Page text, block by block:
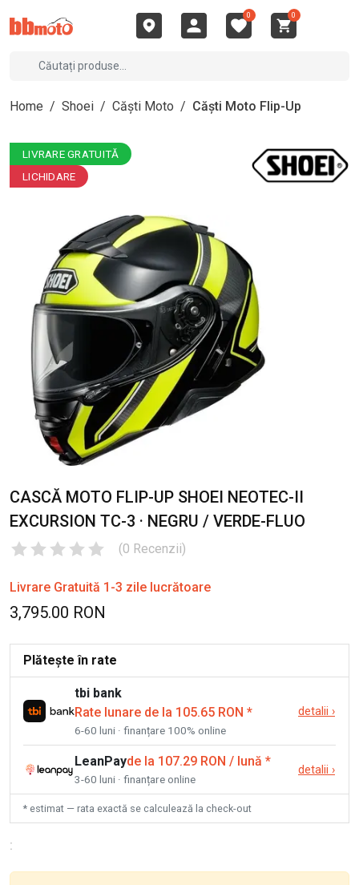
0 0
Home / Shoei / Căști Moto / Căști Moto Flip-Up
LIVRARE GRATUITĂ
LICHIDARE
CASCĂ MOTO FLIP-UP SHOEI NEOTEC-II
EXCURSION TC-3 · NEGRU / VERDE-FLUO
(0 Recenzii)
Livrare Gratuită 1-3 zile lucrătoare
3,795.00 RON
Plătește în rate
tbi bank
Rate lunare de la 105.65 RON *
6-60 luni · finanțare 100% online
detalii ›
LeanPayde la 107.29 RON / lună *
3-60 luni · finanțare online
detalii ›
* estimat — rata exactă se calculează la check-out
: